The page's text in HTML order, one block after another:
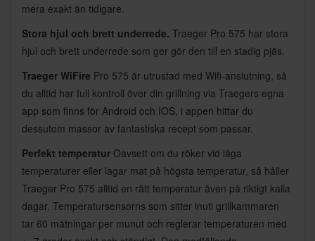
mera exakt än tidigare.
Stora hjul och brett underrede. Traeger Pro 575 har stora
hjul och brett underrede som ger gör den till en stadig pjäs.
Traeger WiFire Pro 575 är utrustad med Wifi-anslutning, så
du alltid har full kontroll över din grillning via Traegers egna
app som finns för Android och IOS, i appen hittar du
dessutom massor av fantastiska recept som passar.
Perfekt temperatur Oavsett om du röker vid låga
temperaturer eller lagar mat på högsta temperatur, så håller
Traeger Pro 575 alltid en rätt temperatur även på riktigt kalla
dagar. Temperatursensorns som sitter inuti grillkammaren
tar 60 mätningar per munut och reglerar temperaturen med